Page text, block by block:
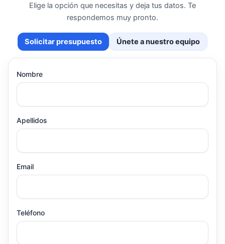
Elige la opción que necesitas y deja tus datos. Te
respondemos muy pronto.
Solicitar presupuesto Únete a nuestro equipo
Nombre
Apellidos
Email
Teléfono